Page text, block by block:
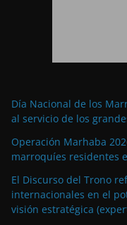
Día Nacional de los
al servicio de los
Operación Marhaba
marroquíes residentes
El Discurso del Trono
internacionales en el
visión estratégica